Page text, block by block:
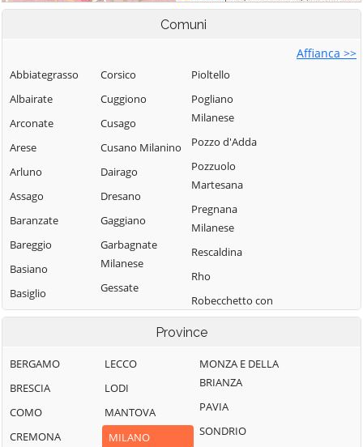
Comuni
Affianca >>
Abbiategrasso
Albairate
Arconate
Arese
Arluno
Assago
Baranzate
Bareggio
Basiano
Basiglio
Bellinzago
Bernate Ticino
Besate
Binasco
Boffalora sopra
Corsico
Cuggiono
Cusago
Cusano Milanino
Dairago
Dresano
Gaggiano
Garbagnate
Milanese
Gessate
Gorgonzola
Gudo Visconti
Inveruno
Inzago
Lacchiarella
Pioltello
Pogliano
Milanese
Pozzo d'Adda
Pozzuolo
Martesana
Pregnana
Milanese
Rescaldina
Rho
Robecchetto con
Induno
Naviglio
Rodano
Rosate
Rozzano
Province
BERGAMO
BRESCIA
COMO
CREMONA
LECCO
LODI
MANTOVA
MILANO
MONZA E DELLA
BRIANZA
PAVIA
SONDRIO